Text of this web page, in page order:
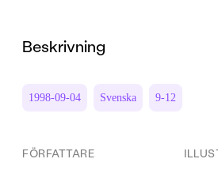
Beskrivning
1998-09-04 Svenska 9-12
FÖRFATTARE